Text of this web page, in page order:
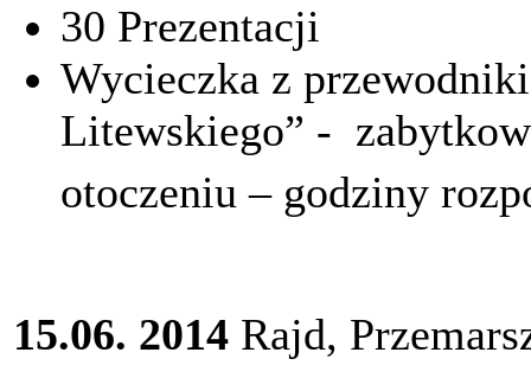
30 Prezentacji
Wycieczka z
Litewskiego” -
otoczeniu – godziny
15.06. 2014 Rajd,